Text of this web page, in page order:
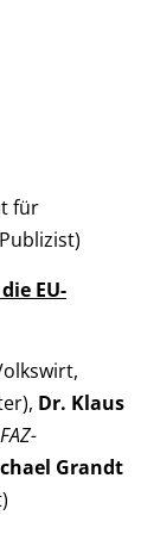
für
EU-
Dr. Klaus
FAZ-
Grandt